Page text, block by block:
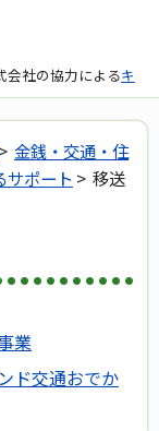
会社の協力によるキ
> 金銭・交通・住
サポート > 移送
業
ド交通おでか